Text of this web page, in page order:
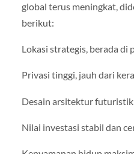
global terus meningkat,
berikut:
Lokasi strategis, berada di
Privasi tinggi, jauh dari
Desain arsitektur futuristik
Nilai investasi stabil dan